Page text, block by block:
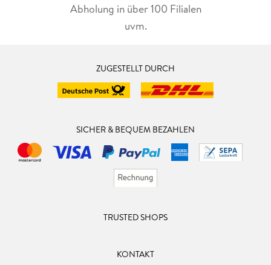
Abholung in über 100 Filialen
uvm.
ZUGESTELLT DURCH
SICHER & BEQUEM BEZAHLEN
TRUSTED SHOPS
KONTAKT